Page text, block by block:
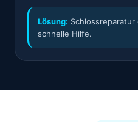
Lösung:
schnelle Hilfe.